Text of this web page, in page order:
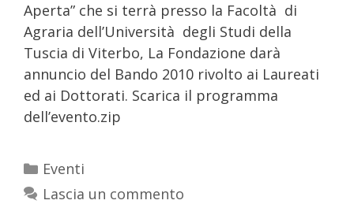
Aperta” che si terrà presso la Facoltà di
Agraria dell’Università degli Studi della
Tuscia di Viterbo, La Fondazione darà
annuncio del Bando 2010 rivolto ai Laureati
ed ai Dottorati. Scarica il programma
dell’evento.zip
Eventi
Lascia un commento